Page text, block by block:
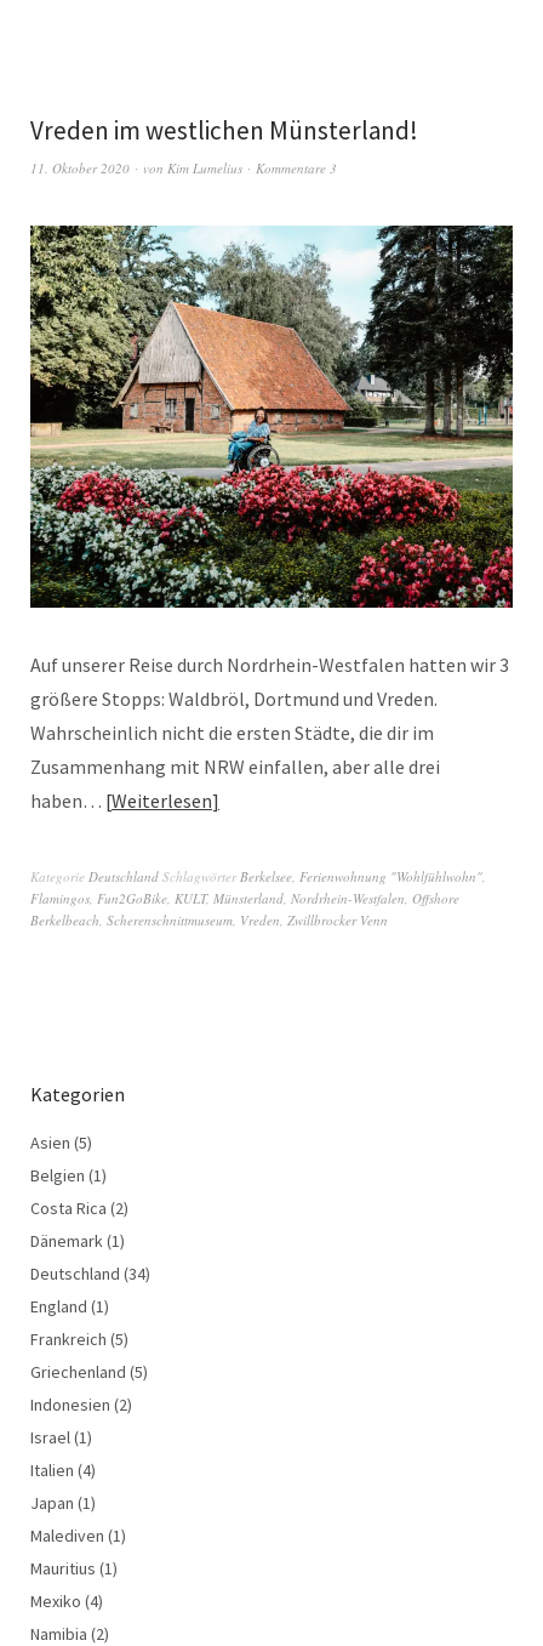
Vreden im westlichen Münsterland!
11. Oktober 2020 von Kim Lumelius Kommentare 3
Auf unserer Reise durch Nordrhein-Westfalen hatten wir 3
größere Stopps: Waldbröl, Dortmund und Vreden.
Wahrscheinlich nicht die ersten Städte, die dir im
Zusammenhang mit NRW einfallen, aber alle drei
haben… Weiterlesen
Kategorie Deutschland Schlagwörter Berkelsee Ferienwohnung "Wohlfühlwohn"
Flamingos Fun2GoBike KULT, Münsterland Nordrhein-Westfalen Offshore
Berkelbeach Scherenschnittmuseum Vreden Zwillbrocker Venn
Kategorien
Asien (5)
Belgien (1)
Costa Rica (2)
Dänemark(1)
Deutschland (34)
England (1)
Frankreich (5)
Griechenland (5)
Indonesien (2)
Israel(1)
Italien (4)
Japan (1)
Malediven (1)
Mauritius (1)
Mexiko (4)
Namibia (2)